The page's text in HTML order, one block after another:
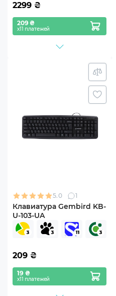
2299 ₴
209 ₴
х11 платежей
5.0 1
Клавиатура Gembird KB-
U-103-UA
209 ₴
19 ₴
х11 платежей